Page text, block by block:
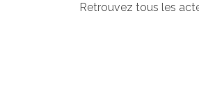
Retrouvez tous les